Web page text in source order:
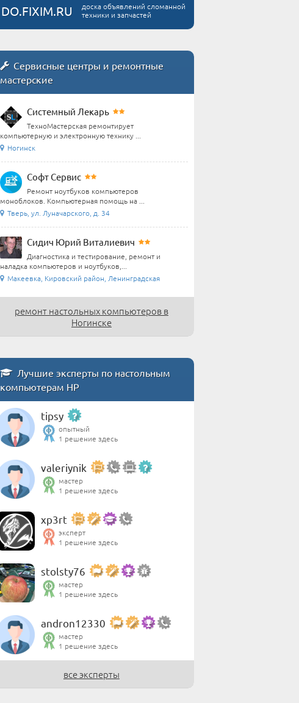
DO.FIXIM.RU
доска объявлений сломанной
техники и запчастей
Сервисные центры и ремонтные
мастерские
Системный Лекарь
ТехноМастерская ремонтирует
компьютерную и электронную технику ...
Ногинск
Софт Сервис
Ремонт ноутбуков компьютеров
моноблоков. Компьютерная помощь на ...
Тверь, ул. Луначарского, д. 34
Сидич Юрий Виталиевич
Диагностика и тестирование, ремонт и
наладка компьютеров и ноутбуков,...
Макеевка, Кировский район, Ленинградская
ремонт настольных компьютеров в
Ногинске
Лучшие эксперты по настольным
компьютерам HP
tipsy
опытный
1 решение здесь
valeriynik
мастер
1 решение здесь
xp3rt
эксперт
1 решение здесь
stolsty76
мастер
1 решение здесь
andron12330
мастер
1 решение здесь
все эксперты